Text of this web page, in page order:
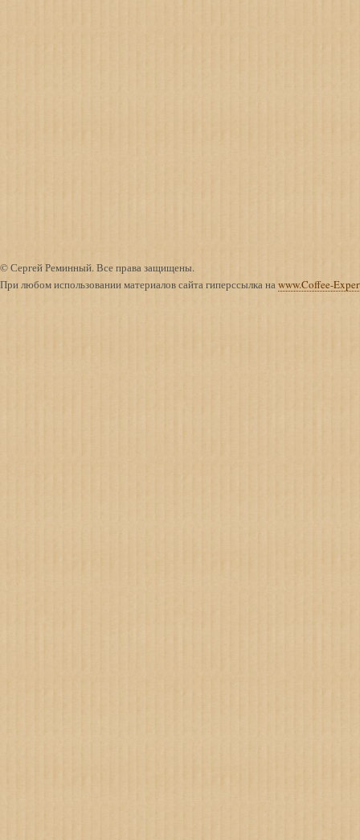
© Сергей Реминный. Все права защищены.
При любом использовании материалов сайта гиперссылка на www.Coffee-